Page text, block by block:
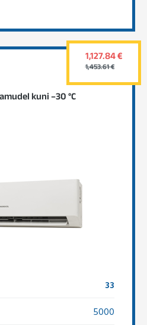
kuni –30 °C
33
5000
1,127.84 €
1,453.61 €